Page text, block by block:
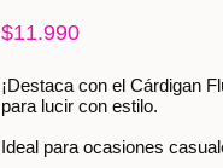
$11.990
¡Destaca con el Cárdigan
para lucir con estilo.
Ideal para ocasiones